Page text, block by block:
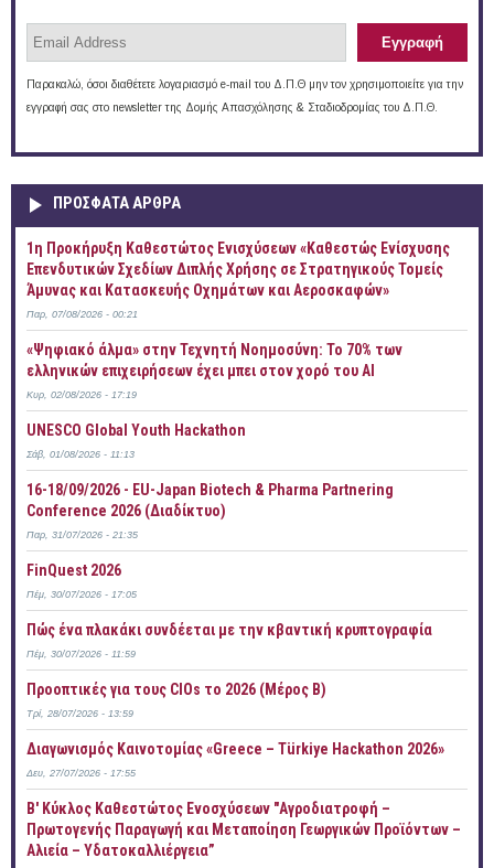
Παρακαλώ, όσοι διαθέτετε λογαριασμό e-mail του Δ.Π.Θ μην τον χρησιμοποιείτε για την
εγγραφή σας στο newsletter της Δομής Απασχόλησης & Σταδιοδρομίας του Δ.Π.Θ.
ΠΡOΣΦΑΤΑ AΡΘΡΑ
1η Προκήρυξη Καθεστώτος Ενισχύσεων «Καθεστώς Ενίσχυσης
Επενδυτικών Σχεδίων Διπλής Χρήσης σε Στρατηγικούς Τομείς
Άμυνας και Κατασκευής Οχημάτων και Αεροσκαφών»
Παρ, 07/08/2026 - 00:21
«Ψηφιακό άλμα» στην Τεχνητή Νοημοσύνη: Το 70% των
ελληνικών επιχειρήσεων έχει μπει στον χορό του AI
Κυρ, 02/08/2026 - 17:19
UNESCO Global Youth Hackathon
Σάβ, 01/08/2026 - 11:13
16-18/09/2026 - EU-Japan Biotech & Pharma Partnering
Conference 2026 (Διαδίκτυο)
Παρ, 31/07/2026 - 21:35
FinQuest 2026
Πέμ, 30/07/2026 - 17:05
Πώς ένα πλακάκι συνδέεται με την κβαντική κρυπτογραφία
Πέμ, 30/07/2026 - 11:59
Προοπτικές για τους CIOs το 2026 (Μέρος Β)
Τρί, 28/07/2026 - 13:59
Διαγωνισμός Καινοτομίας «Greece – Türkiye Hackathon 2026»
Δευ, 27/07/2026 - 17:55
B' Κύκλος Καθεστώτος Ενοσχύσεων "Αγροδιατροφή –
Πρωτογενής Παραγωγή και Μεταποίηση Γεωργικών Προϊόντων –
Αλιεία – Υδατοκαλλιέργεια”